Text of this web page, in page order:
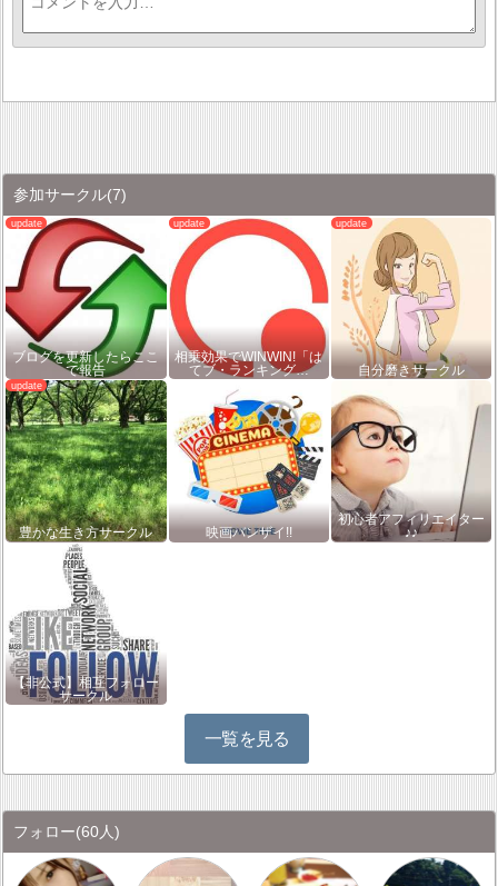
参加サークル(7)
ブログを更新したらここ
で報告
相乗効果でWINWIN!「は
てブ・ランキング…
自分磨きサークル
豊かな生き方サークル 映画バンザイ!!
初心者アフィリエイター
♪♪
【非公式】相互フォロー
サークル
一覧を見る
フォロー(60人)